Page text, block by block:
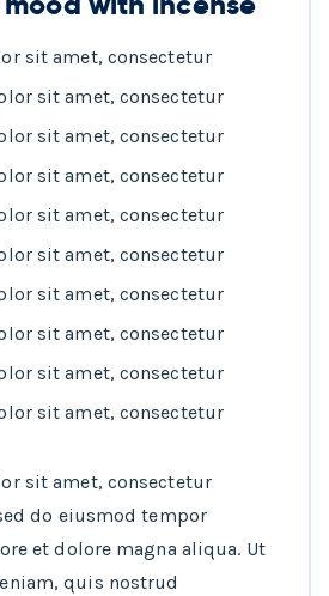
sit amet, consectetur
sit amet, consectetur
sit amet, consectetur
sit amet, consectetur
sit amet, consectetur
sit amet, consectetur
sit amet, consectetur
sit amet, consectetur
sit amet, consectetur
sit amet, consectetur
sit amet, consectetur
do eiusmod tempor
et dolore magna aliqua. Ut
quis nostrud